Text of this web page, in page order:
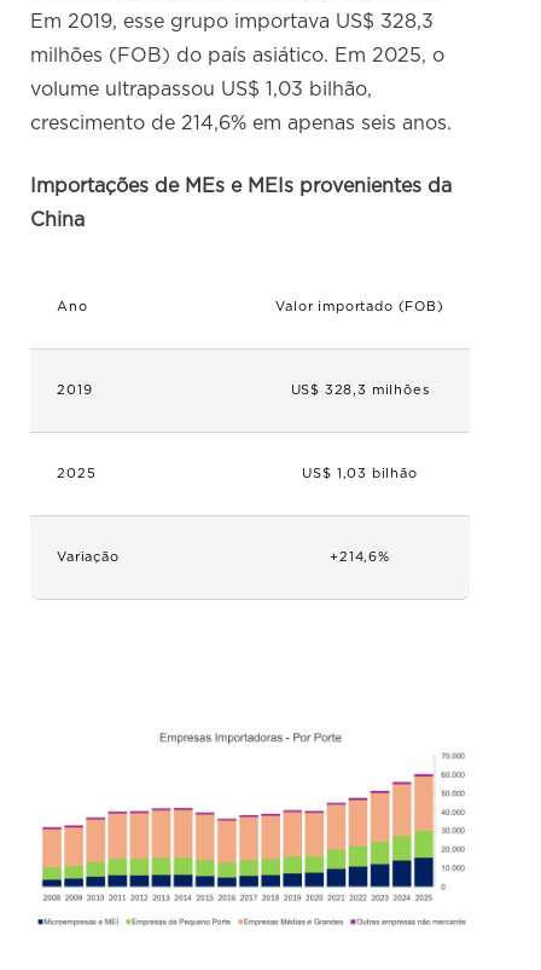
Em 2019, esse grupo importava US$ 328,3
milhões (FOB) do país asiático. Em 2025, o
volume ultrapassou US$ 1,03 bilhão,
crescimento de 214,6% em apenas seis anos.
Importações de MEs e MEIs provenientes da
China
Ano Valor importado (FOB)
2019 US$ 328,3 milhões
2025 US$ 1,03 bilhão
Variação +214,6%